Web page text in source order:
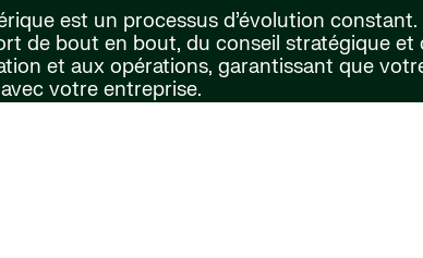
est un processus d’évolution constant.
de bout en bout, du conseil stratégique et
et aux opérations, garantissant que
votre entreprise.